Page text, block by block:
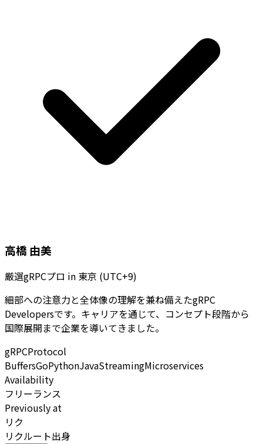
高橋 由美
厳選gRPCプロ in 東京 (UTC+9)
細部への注意力と全体像の理解を兼ね備えたgRPC
Developersです。キャリアを通じて、コンセプト段階から
国際展開まで企業を導いてきました。
gRPCProtocol
BuffersGoPythonJavaStreamingMicroservices
Availability
フリーランス
Previously at
リク
リクルート出身